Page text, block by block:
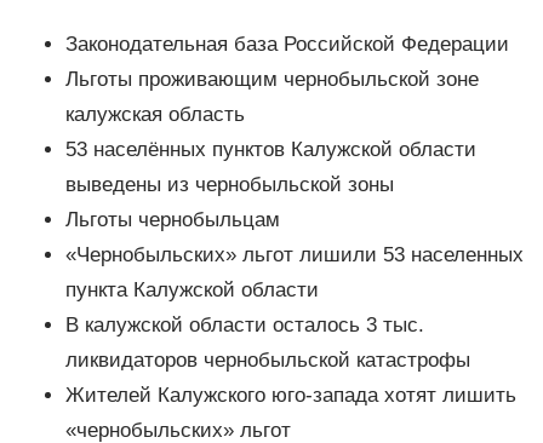
Законодательная база Российской Федерации
Льготы проживающим чернобыльской зоне
калужская область
53 населённых пунктов Калужской области
выведены из чернобыльской зоны
Льготы чернобыльцам
«Чернобыльских» льгот лишили 53 населенных
пункта Калужской области
В калужской области осталось 3 тыс.
ликвидаторов чернобыльской катастрофы
Жителей Калужского юго-запада хотят лишить
«чернобыльских» льгот